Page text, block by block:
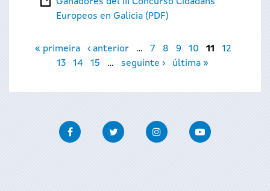
Ganadores del III Concurso Cidadáns
Europeos en Galicia (PDF)
Páginas
« primeira ‹ anterior … 7 8 9 10 11
12
13
14 15 … seguinte › última »
FacebookTwitter InstagramYoutube